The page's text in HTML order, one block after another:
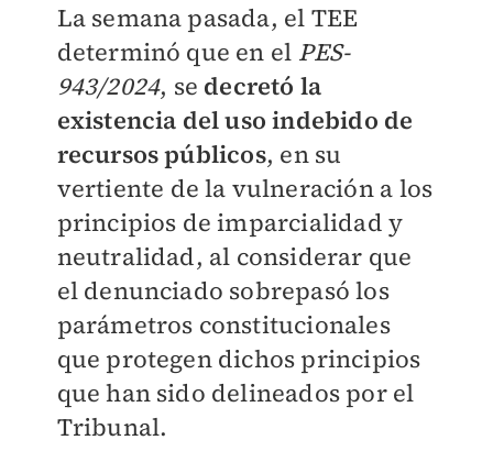
La semana pasada, el TEE
determinó que en el PES-
943/2024, se decretó la
existencia del uso indebido de
recursos públicos, en su
vertiente de la vulneración a los
principios de imparcialidad y
neutralidad, al considerar que
el denunciado sobrepasó los
parámetros constitucionales
que protegen dichos principios
que han sido delineados por el
Tribunal.